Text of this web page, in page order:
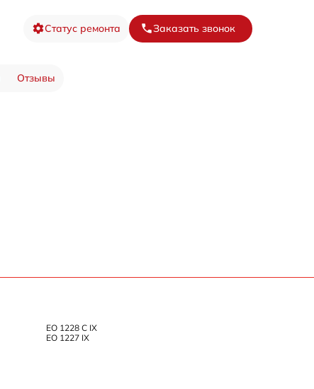
Статус ремонта Заказать звонок
Отзывы
EO 1228 C IX
EO 1227 IX